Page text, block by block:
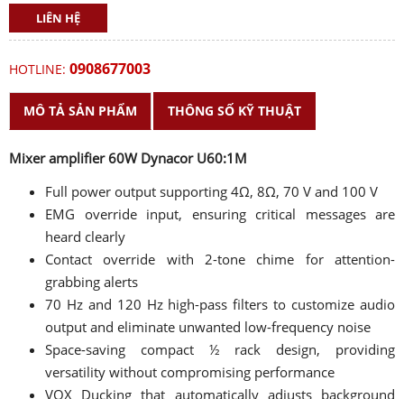
LIÊN HỆ
HOTLINE: 0908677003
MÔ TẢ SẢN PHẨM THÔNG SỐ KỸ THUẬT
Mixer amplifier 60W Dynacor U60:1M
Full power output supporting 4Ω, 8Ω, 70 V and 100 V
EMG override input, ensuring critical messages are
heard clearly
Contact override with 2-tone chime for attention-
grabbing alerts
70 Hz and 120 Hz high-pass filters to customize audio
output and eliminate unwanted low-frequency noise
Space-saving compact ½ rack design, providing
versatility without compromising performance
VOX Ducking that automatically adjusts background